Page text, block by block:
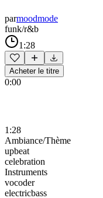
parmoodmode
funk/r&b
1:28
Acheter le titre
0:00
1:28
Ambiance/Thème
upbeat
celebration
Instruments
vocoder
electricbass